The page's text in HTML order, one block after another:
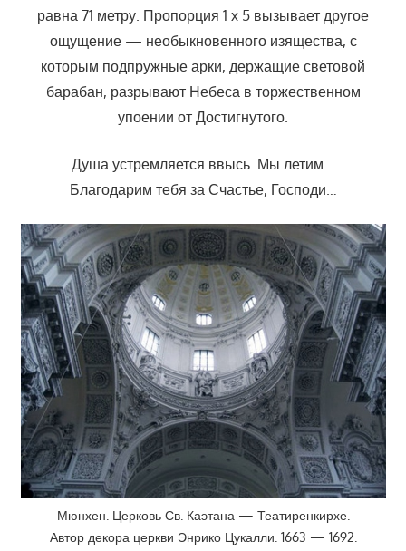
равна 71 метру. Пропорция 1 х 5 вызывает другое
ощущение — необыкновенного изящества, с
которым подпружные арки, держащие световой
барабан, разрывают Небеса в торжественном
упоении от Достигнутого.
Душа устремляется ввысь. Мы летим…
Благодарим тебя за Счастье, Господи…
Мюнхен. Церковь Св. Каэтана — Театиренкирхе.
Автор декора церкви Энрико Цукалли. 1663 — 1692.